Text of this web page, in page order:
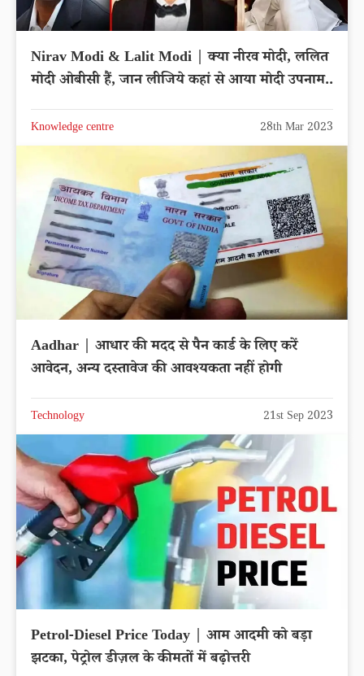
Nirav Modi & Lalit Modi | क्या नीरव मोदी, ललित
मोदी ओबीसी हैं, जान लीजिये कहां से आया मोदी उपनाम..
Knowledge centre 28th Mar 2023
Aadhar | आधार की मदद से पैन कार्ड के लिए करें
आवेदन, अन्य दस्तावेज की आवश्यकता नहीं होगी
Technology 21st Sep 2023
Petrol-Diesel Price Today | आम आदमी को बड़ा
झटका, पेट्रोल डीज़ल के कीमतों में बढ़ोत्तरी